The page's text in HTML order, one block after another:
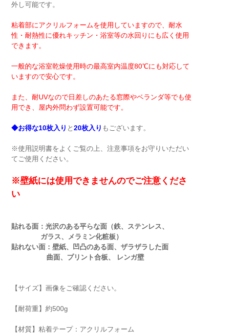
外し可能です。
粘着部にアクリルフォームを使用していますので、耐水
性・耐熱性に優れキッチン・浴室等の水回りにも広く使用
できます。
一般的な浴室乾燥使用時の最高室内温度80℃にも対応して
いますので安心です。
また、耐UVなので日差しのあたる窓際やベランダ等でも使
用でき、屋内外問わず設置可能です。
◆お得な10枚入り と20枚入り もございます。
※使用説明書をよくご覧の上、注意事項をお守りいただい
てご使用ください。
※壁紙には使用できませんのでご注意くださ
い
貼れる面：光沢のある平らな面（鉄、ステンレス、
ガラス、メラミン化粧板）
貼れない面：壁紙、凹凸のある面、ザラザラした面
曲面、プリント合板、 レンガ壁
【サイズ】画像をご確認ください。
【耐荷重】約500g
【材質】粘着テープ：アクリルフォーム